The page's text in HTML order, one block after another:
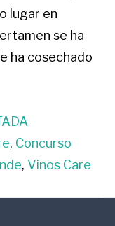
lugar en
se ha
ha cosechado
, Concurso
, Vinos Care